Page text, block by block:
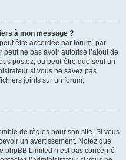
à mon message ?
être accordée par forum, par
peut ne pas avoir autorisé l’ajout de
postez, ou peut-être que seul un
si vous ne savez pas
joints sur un forum.
de règles pour son site. Si vous
un avertissement. Notez que
phpBB Limited n’est pas concerné